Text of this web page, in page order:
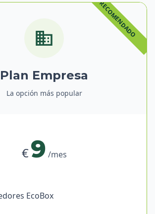
Plan Empresa
La opción más popular
€9 /mes
EcoBox